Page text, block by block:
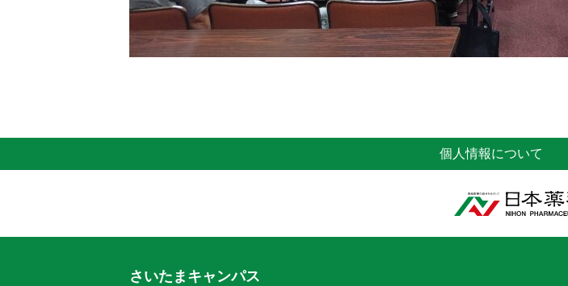
個人情報について
さいたまキャンパス